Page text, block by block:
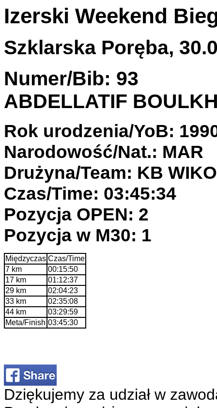
Izerski Weekend
Szklarska Poręba,
Numer/Bib: 93
ABDELLATIF
Rok urodzenia/YoB:
Narodowość/Nat.: MAR
Drużyna/Team: KB
Czas/Time: 03:45:34
Pozycja OPEN: 2
Pozycja w M30: 1
Międzyczas Czas/Time
7 km
00:15:50
17 km
01:12:37
29 km
02:04:23
33 km
02:35:08
44 km
03:29:59
Meta/Finish 03:45:30
Dziękujemy za udział w